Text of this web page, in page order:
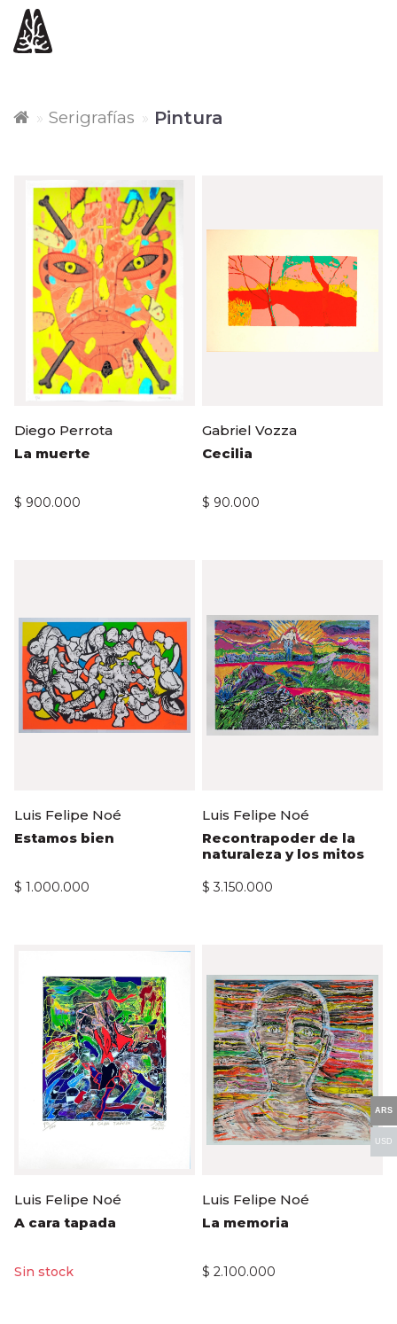
ARS
USD
Serigrafías Pintura
Diego Perrota
La muerte
$ 900.000
Gabriel Vozza
Cecilia
$ 90.000
Luis Felipe Noé
Estamos bien
$ 1.000.000
Luis Felipe Noé
Recontrapoder de la
naturaleza y los mitos
$ 3.150.000
Luis Felipe Noé
A cara tapada
Luis Felipe Noé
La memoria
$ 2.100.000